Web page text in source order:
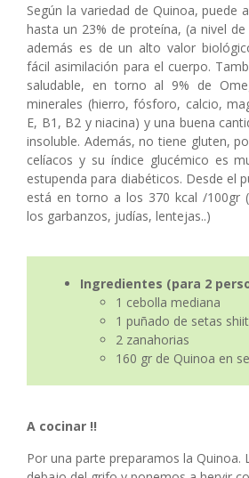
Según la variedad de Quinoa, puede
hasta un 23% de proteína, (a nivel
además es de un alto valor
fácil asimilación para el cuerpo.
saludable, en torno al 9% de
minerales (hierro, fósforo, calcio,
E, B1, B2 y niacina) y una buena
insoluble. Además, no tiene gluten,
celíacos y su índice glucémico es
estupenda para diabéticos. Desde el
está en torno a los 370 kcal /100gr
los garbanzos, judías, lentejas..)
Ingredientes (para 2
1 cebolla mediana
1 puñado de setas
2 zanahorias
160 gr de Quinoa en
A cocinar !!
Por una parte preparamos la Quinoa.